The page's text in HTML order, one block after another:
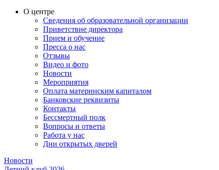
О центре
Сведения об образовательной организации
Приветствие директора
Прием и обучение
Пресса о нас
Отзывы
Видео и фото
Новости
Мероприятия
Оплата материнским капиталом
Банковские реквизиты
Контакты
Бессмертный полк
Вопросы и ответы
Работа у нас
Дни открытых дверей
Новости